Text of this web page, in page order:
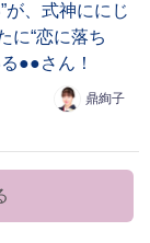
が、式神ににじ
に“恋に落ち
●●さん！
鼎絢子